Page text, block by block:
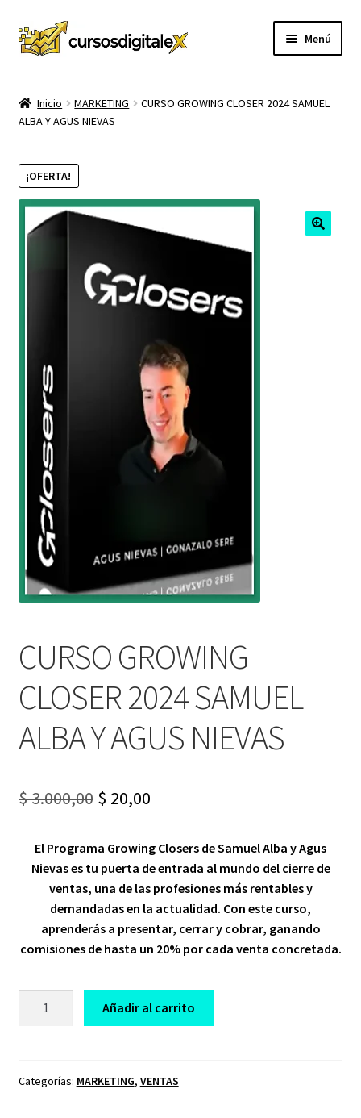
Ir
a
Ir
al
Menú
TIENDA
CURSOS
hijo
MEMBRESIA
Inicio MARKETING
CURSO GROWING CLOSER 2024 SAMUEL
ALBA Y AGUS NIEVAS
¡OFERTA!
CURSO GROWING
CLOSER 2024 SAMUEL
ALBA Y AGUS NIEVAS
$3.000,00 Original
was:
$ 3.000,00.
$ 20,00Current
is:
$ 20,00.
El Programa Growing Closers de Samuel Alba y Agus
Nievas es tu puerta de entrada al mundo del cierre de
ventas, una de las profesiones más rentables y
demandadas en la actualidad. Con este curso,
aprenderás a presentar, cerrar y cobrar, ganando
comisiones de hasta un 20% por cada venta concretada.
SAMUEL
Añadir al carrito
Categorías: MARKETING, VENTAS